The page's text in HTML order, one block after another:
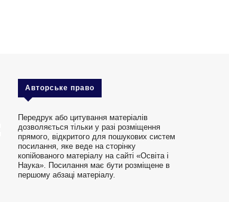
Авторське право
Передрук або цитування матеріалів
дозволяється тільки у разі розміщення
прямого, відкритого для пошукових систем
посилання, яке веде на сторінку
копійованого матеріалу на сайті «Освіта і
Наука». Посилання має бути розміщене в
першому абзаці матеріалу.